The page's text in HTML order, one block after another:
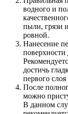
водного и
пыли, грязи
ровной.
Нанесение
достичь
первого
После
можно
В данном